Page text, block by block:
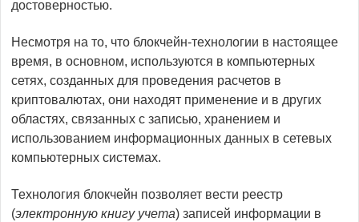
достоверностью.
Несмотря на то, что блокчейн-технологии в настоящее
время, в основном, используются в компьютерных
сетях, созданных для проведения расчетов в
криптовалютах, они находят применение и в других
областях, связанных с записью, хранением и
использованием информационных данных в сетевых
компьютерных системах.
Технология блокчейн позволяет вести реестр
(электронную книгу учета) записей информации в